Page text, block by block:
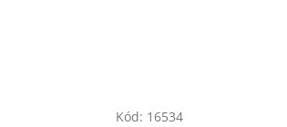
Kód: 16534